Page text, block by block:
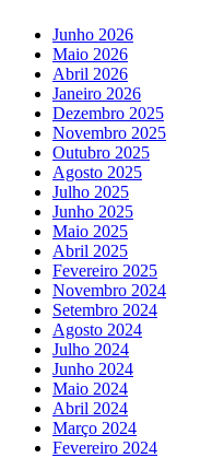
Junho 2026
Maio 2026
Abril 2026
Janeiro 2026
Dezembro 2025
Novembro 2025
Outubro 2025
Agosto 2025
Julho 2025
Junho 2025
Maio 2025
Abril 2025
Fevereiro 2025
Novembro 2024
Setembro 2024
Agosto 2024
Julho 2024
Junho 2024
Maio 2024
Abril 2024
Março 2024
Fevereiro 2024